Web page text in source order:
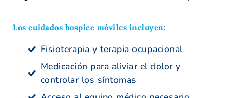
Los cuidados hospice móviles incluyen:
Fisioterapia y terapia ocupacional
Medicación para aliviar el dolor y
controlar los síntomas